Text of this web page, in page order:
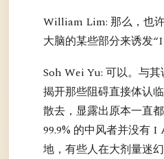
William Lim: 那么，也
大脑的某些部分来诱发
Soh Wei Yu: 可以。与
揭开那些阻碍直接体认
散去，显露出原本一直
99.9% 的中风者并没有
地，有些人在大剂量迷